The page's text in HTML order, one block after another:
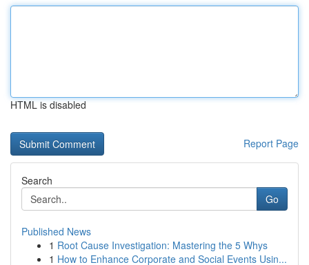
HTML is disabled
Report Page
Search
Go
Published News
1 Root Cause Investigation: Mastering the 5 Whys
1 How to Enhance Corporate and Social Events Usin...